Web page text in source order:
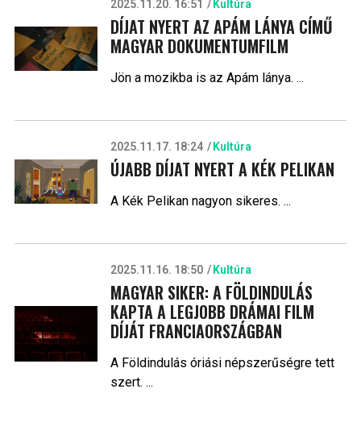
2025.11.20. 16:51 Kultúra
DÍJAT NYERT AZ APÁM LÁNYA CÍMŰ
MAGYAR DOKUMENTUMFILM
Jön a mozikba is az Apám lánya. ...
2025.11.17. 18:24 Kultúra
ÚJABB DÍJAT NYERT A KÉK PELIKAN
A Kék Pelikan nagyon sikeres. ...
2025.11.16. 18:50 Kultúra
MAGYAR SIKER: A FÖLDINDULÁS
KAPTA A LEGJOBB DRÁMAI FILM
DÍJÁT FRANCIAORSZÁGBAN
A Földindulás óriási népszerűségre tett
szert. ...